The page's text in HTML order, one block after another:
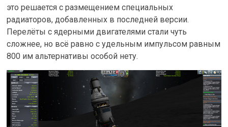
это решается с размещением специальных
радиаторов, добавленных в последней версии.
Перелёты с ядерными двигателями стали чуть
сложнее, но всё равно с удельным импульсом равным
800 им альтернативы особой нету.